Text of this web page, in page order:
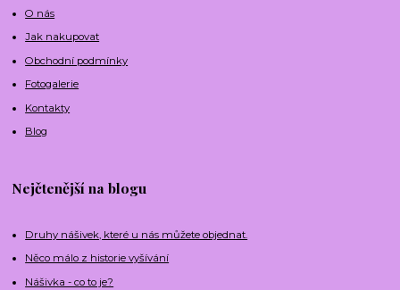
O nás
Jak nakupovat
Obchodní podmínky
Fotogalerie
Kontakty
Blog
Nejčtenější na blogu
Druhy nášivek, které u nás můžete objednat.
Něco málo z historie vyšívání
Nášivka - co to je?